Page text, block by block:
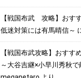
【戦国布武 攻略】おす
低迷対策には有馬晴信～
【戦国布武攻略】おす
～大谷吉継×小早川秀秋